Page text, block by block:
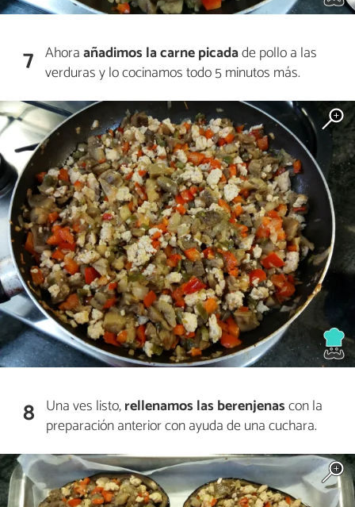
7 Ahoraañadimos la carne picadade pollo a las
verduras y lo cocinamos todo 5 minutos más.
8 Una ves listo,rellenamos las berenjenascon la
preparación anterior con ayuda de una cuchara.